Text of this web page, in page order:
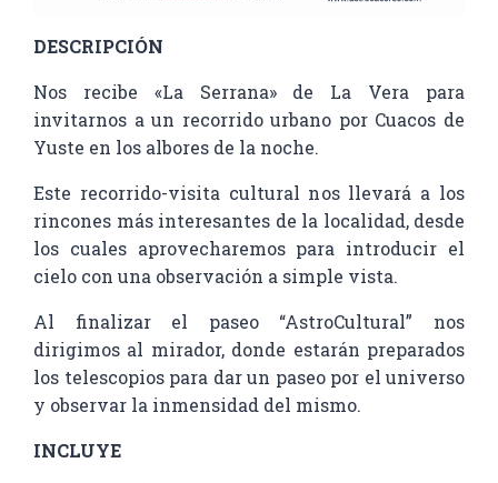
DESCRIPCIÓN
Nos recibe «La Serrana» de La Vera para
invitarnos a un recorrido urbano por Cuacos de
Yuste en los albores de la noche.
Este recorrido-visita cultural nos llevará a los
rincones más interesantes de la localidad, desde
los cuales aprovecharemos para introducir el
cielo con una observación a simple vista.
Al finalizar el paseo “AstroCultural” nos
dirigimos al mirador, donde estarán preparados
los telescopios para dar un paseo por el universo
y observar la inmensidad del mismo.
INCLUYE